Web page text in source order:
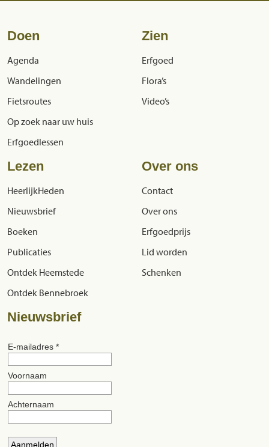
Doen
Agenda
Wandelingen
Fietsroutes
Op zoek naar uw huis
Erfgoedlessen
Zien
Erfgoed
Flora’s
Video’s
Lezen
HeerlijkHeden
Nieuwsbrief
Boeken
Publicaties
Ontdek Heemstede
Ontdek Bennebroek
Over ons
Contact
Over ons
Erfgoedprijs
Lid worden
Schenken
Nieuwsbrief